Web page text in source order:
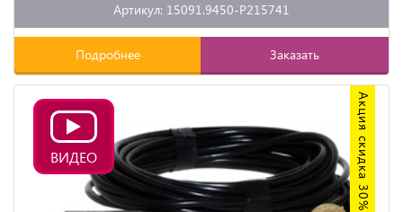
Артикул: 15091.9450-P215741
Подробнее Заказать
Акция скидка 30%
ВИДЕО